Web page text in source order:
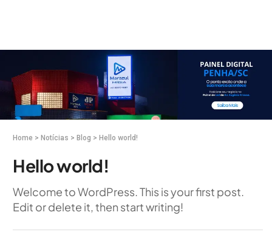
Home > Notícias > Blog > Hello world!
Hello world!
Welcome to WordPress. This is your first post.
Edit or delete it, then start writing!